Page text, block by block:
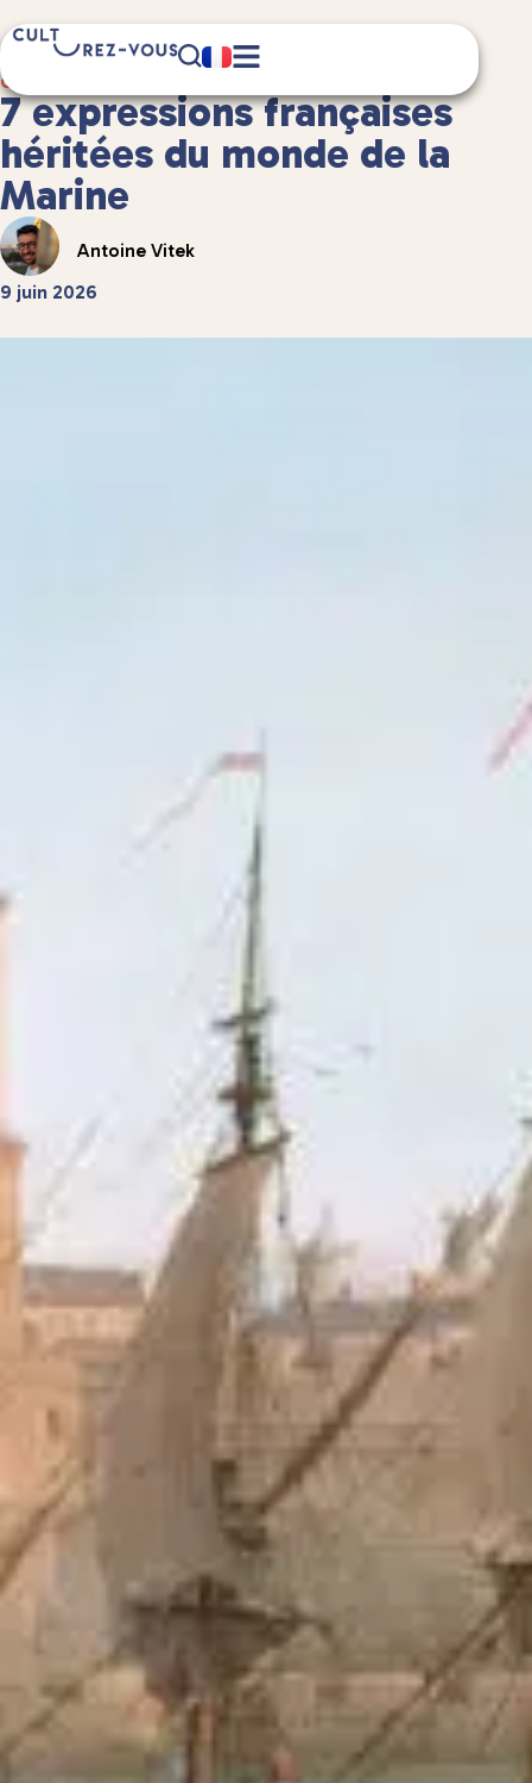
Culture
4 minute(s) de lecture
7 expressions françaises
héritées du monde de la
Marine
Antoine Vitek
9 juin 2026